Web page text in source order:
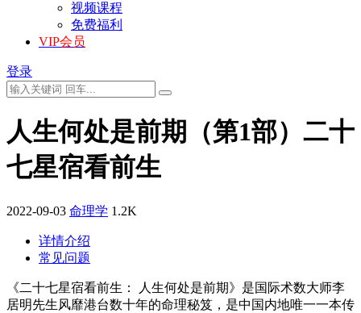
视频课程
免费福利
VIP会员
登录
人生何处是前期（第1部）二十
七星宿看前生
2022-09-03 命理学 1.2K
详情介绍
常见问题
《二十七星宿看前生： 人生何处是前期》是国际术数大师李
居明先生风靡港台数十年的命理秘笈，是中国内地唯一一本传